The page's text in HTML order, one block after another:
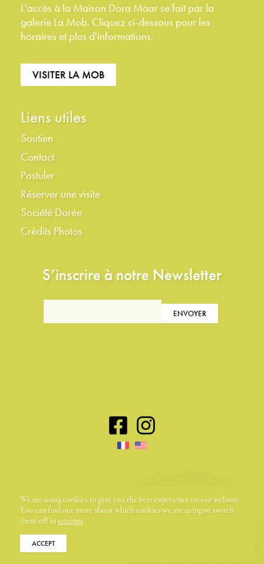
L'accès à la Maison Dora Maar se fait par la
galerie La Mob. Cliquez ci-dessous pour les
horaires et plus d'informations.
VISITER LA MOB
Liens utiles
Soutien
Contact
Postuler
Réserver une visite
Société Dorée
Crédits Photos
S’inscrire à notre Newsletter
Maison Dora Maar | 58, rue du Portail Neuf | 84560
Ménerbes, France | +33 (0)4 90 72 54 70
We are using cookies to give you the best experience on our website.
You can find out more about which cookies we are using or switch
them off in settings.
ACCEPT